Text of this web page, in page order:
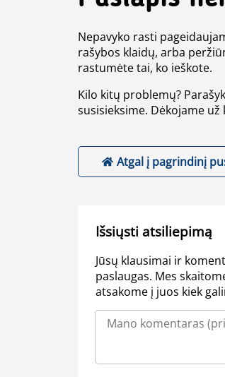
Nepavyko rasti
rašybos klaidų, arba
rastumėte tai, ko ieškote.
Kilo kitų problemų?
susisieksime. Dėkojame už
Atgal į pagrindinį
Išsiųsti atsiliepimą
Jūsų klausimai ir
paslaugas. Mes
atsakome į juos kiek